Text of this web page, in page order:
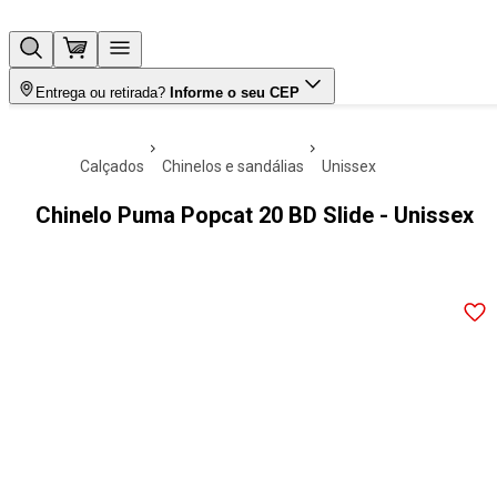
Entrega ou retirada? Informe o seu CEP
calçados chinelos e sandálias unissex
Chinelo Puma Popcat 20 BD Slide - Unissex